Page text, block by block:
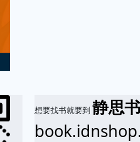
想要找书就要到静思